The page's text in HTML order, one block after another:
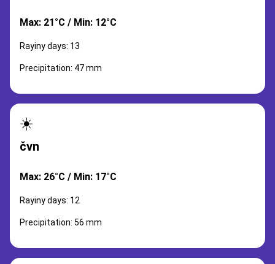
Max: 21°C / Min: 12°C
Rayiny days: 13
Precipitation: 47 mm
☀️
čvn
Max: 26°C / Min: 17°C
Rayiny days: 12
Precipitation: 56 mm